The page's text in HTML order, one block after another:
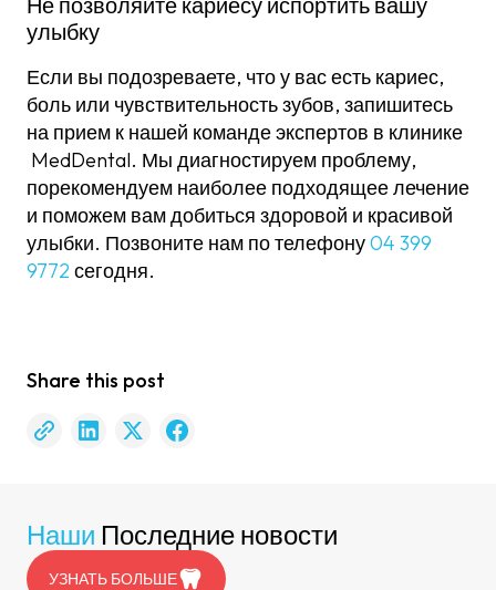
улыбку
Если вы подозреваете, что у вас есть кариес,
боль или чувствительность зубов, запишитесь
на прием к нашей команде экспертов в клинике
MedDental. Мы диагностируем проблему,
порекомендуем наиболее подходящее лечение
и поможем вам добиться здоровой и красивой
улыбки. Позвоните нам по телефону04 399
9772 сегодня.
Share this post
Наши Последние новости
УЗНАТЬ БОЛЬШЕ